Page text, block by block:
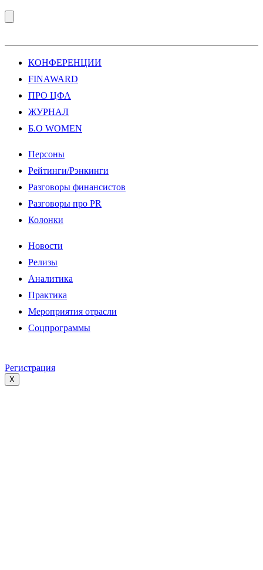
КОНФЕРЕНЦИИ
FINAWARD
ПРО ЦФА
ЖУРНАЛ
Б.О WOMEN
Персоны
Рейтинги/Рэнкинги
Разговоры финансистов
Разговоры про PR
Колонки
Новости
Релизы
Аналитика
Практика
Мероприятия отрасли
Соцпрограммы
Регистрация
X